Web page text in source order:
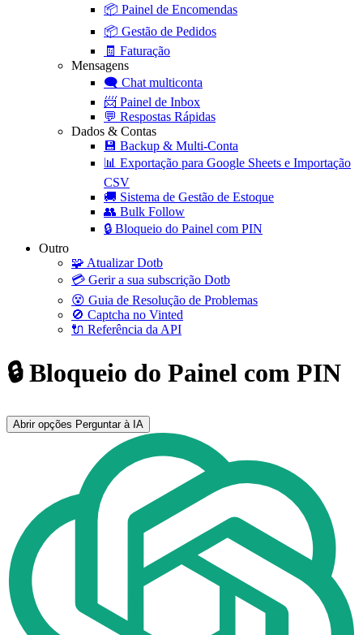
📦 Painel de Encomendas
📦 Gestão de Pedidos
🧾 Faturação
Mensagens
🗨️ Chat multiconta
📨 Painel de Inbox
💬 Respostas Rápidas
Dados & Contas
💾 Backup & Multi-Conta
📊 Exportação para Google Sheets e Importação
CSV
🚚 Sistema de Gestão de Estoque
👥 Bulk Follow
🔒 Bloqueio do Painel com PIN
Outro
🧩 Atualizar Dotb
💳 Gerir a sua subscrição Dotb
😵 Guia de Resolução de Problemas
🚫 Captcha no Vinted
🔌 Referência da API
🔒 Bloqueio do Painel com PIN
Abrir opções Perguntar à IA